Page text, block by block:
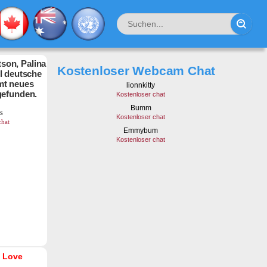
Palina
deutsche
neues
Love
Kostenloser Webcam Chat